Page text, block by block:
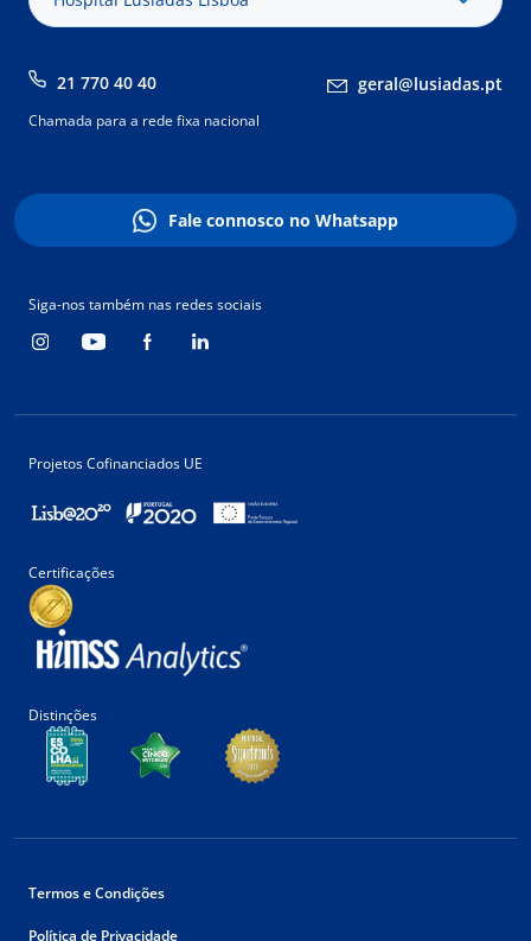
21 770 40 40 geral@lusiadas.pt
Chamada para a rede fixa nacional
Fale connosco no Whatsapp
Siga-nos também nas redes sociais
Projetos Cofinanciados UE
Certificações
Distinções
Termos e Condições
Política de Privacidade